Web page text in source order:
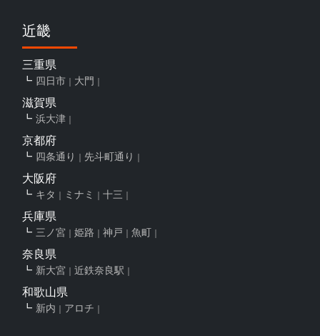
近畿
三重県
四日市 大門
滋賀県
浜大津
京都府
四条通り 先斗町通り
大阪府
キタ ミナミ 十三
兵庫県
三ノ宮 姫路 神戸 魚町
奈良県
新大宮 近鉄奈良駅
和歌山県
新内 アロチ